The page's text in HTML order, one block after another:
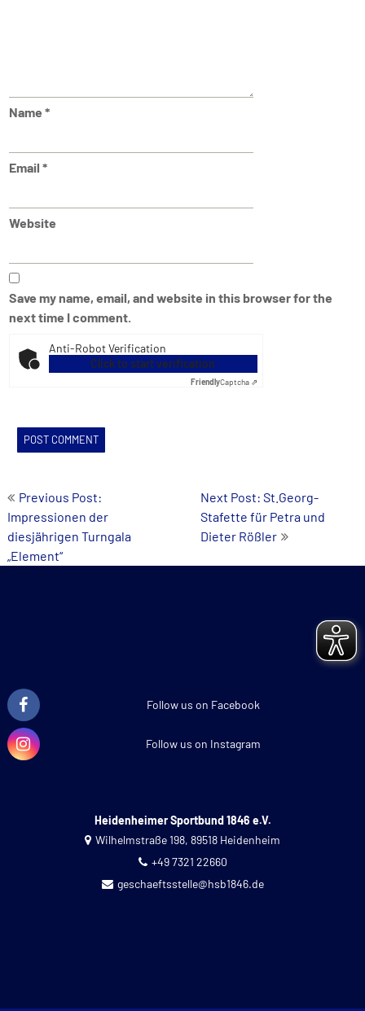
Name *
Email *
Website
Save my name, email, and website in this browser for the
next time I comment.
Anti-Robot Verification
Click to start verification
FriendlyCaptcha ⇗
Post
navigation
Previous Post:
Impressionen der
diesjährigen Turngala
„Element“
Next Post: St.Georg-
Stafette für Petra und
Dieter Rößler
Follow us on Facebook
Follow us on Instagram
Heidenheimer Sportbund 1846 e.V.
Wilhelmstraße 198, 89518 Heidenheim
+49 7321 22660
geschaeftsstelle@hsb1846.de